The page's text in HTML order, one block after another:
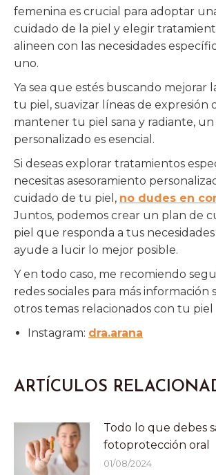
femenina es crucial para adoptar
cuidado de la piel y elegir
alineen con las necesidades
uno.
Ya sea que estés buscando mejorar
tu piel, suavizar líneas de expresión
mantener tu piel sana y radiante,
personalizado es esencial.
Si deseas explorar tratamientos
necesitas asesoramiento
cuidado de tu piel, no dudes en
Juntos, podemos crear un plan de
piel que responda a tus
ayude a lucir lo mejor posible.
Y en todo caso, me recomiendo
redes sociales para más información
otros temas relacionados con tu piel
Instagram: dra.arana
ARTÍCULOS
Todo lo que debes
fotoprotección oral
01/08/2024